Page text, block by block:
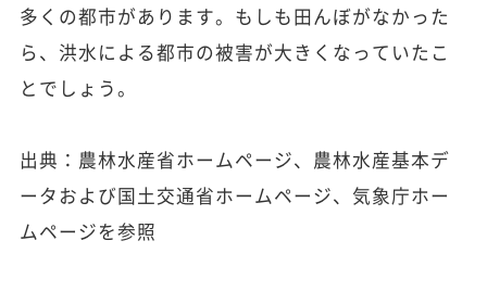
多くの都市があります。もしも田んぼがなかった
ら、洪水による都市の被害が大きくなっていたこ
とでしょう。
出典：農林水産省ホームページ、農林水産基本デ
ータおよび国土交通省ホームページ、気象庁ホー
ムページを参照